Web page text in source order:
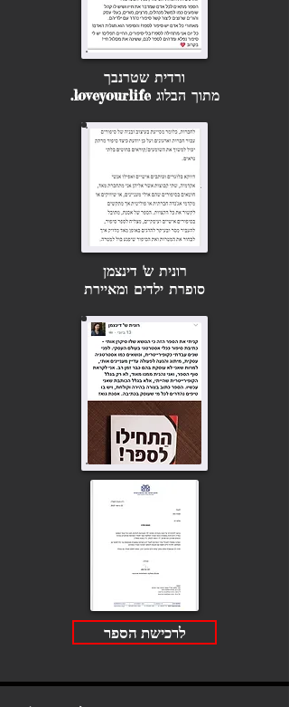
ורדית שטרנבך
מתוך הבלוג loveyourlife.
רונית ש' דינצמן
סופרת ילדים ומאיירת
לרכישת הספר